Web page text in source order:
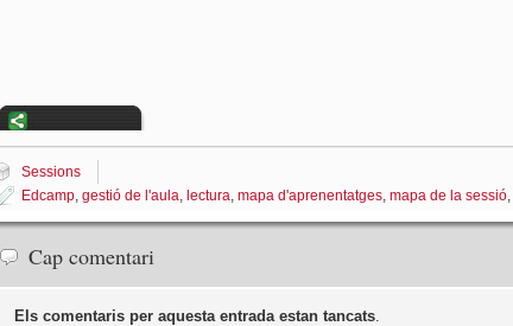
Sessions
Edcamp, gestió de l'aula, lectura, mapa d'aprenentatges, mapa de la sessió,
Cap comentari
Els comentaris per aquesta entrada estan tancats